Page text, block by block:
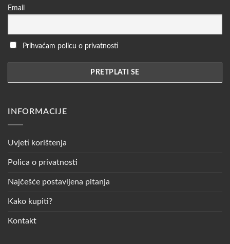
Email
Prihvaćam policu o privatnosti
INFORMACIJE
Uvjeti korištenja
Polica o privatnosti
Najčešće postavljena pitanja
Kako kupiti?
Kontakt